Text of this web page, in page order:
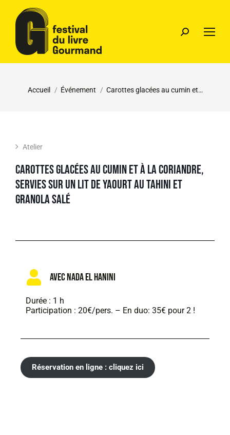
Vous êtes ici :
Accueil Événement Carottes glacées au cumin et…
Atelier
Carottes glacées au cumin et à la coriandre,
servies sur un lit de yaourt au tahini et
granola salé
Avec Nada EL HANINI
Durée : 1 h
Participation : 20€/pers. – En duo: 35€ pour 2 !
Réservation en ligne : cliquez ici